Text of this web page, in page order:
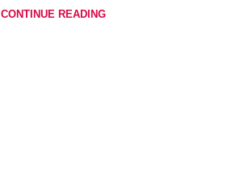
CONTINUE READING